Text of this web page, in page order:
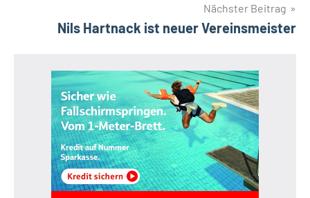
Nächster Beitrag
Nils Hartnack ist neuer Vereinsmeister